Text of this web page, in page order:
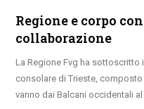
Regione e corpo
collaborazione
La Regione Fvg ha sottoscritto
consolare di Trieste,
vanno dai Balcani occidentali al